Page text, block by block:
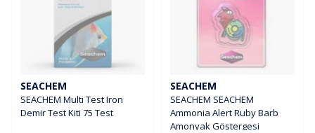
SEACHEM
SEACHEM Multi Test Iron
Demir Test Kiti 75 Test
SEACHEM
SEACHEM SEACHEM
Ammonia Alert Ruby Barb
Amonyak Göstergesi